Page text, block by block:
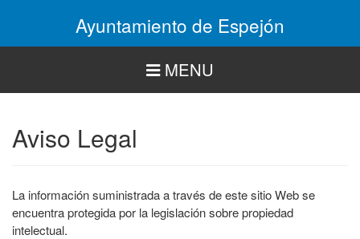
Ayuntamiento de Espejón
MENU
Aviso Legal
La información suministrada a través de este sitio Web se
encuentra protegida por la legislación sobre propiedad
intelectual.